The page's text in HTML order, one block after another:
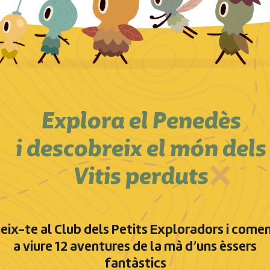
Explora el Penedès
i descobreix el món dels
Vitis perduts
te al Club dels Petits Exploradors i
a viure 12 aventures de la mà d’uns èssers
fantàstics